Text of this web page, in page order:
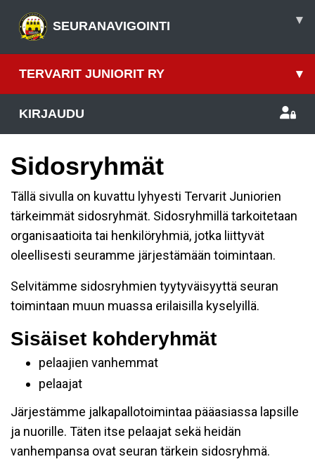
SEURANAVIGOINTI ▾
TERVARIT JUNIORIT RY ▾
KIRJAUDU
Sidosryhmät
Tällä sivulla on kuvattu lyhyesti Tervarit Juniorien
tärkeimmät sidosryhmät. Sidosryhmillä tarkoitetaan
organisaatioita tai henkilöryhmiä, jotka liittyvät
oleellisesti seuramme järjestämään toimintaan.
Selvitämme sidosryhmien tyytyväisyyttä seuran
toimintaan muun muassa erilaisilla kyselyillä.
Sisäiset kohderyhmät
pelaajien vanhemmat
pelaajat
Järjestämme jalkapallotoimintaa pääasiassa lapsille
ja nuorille. Täten itse pelaajat sekä heidän
vanhempansa ovat seuran tärkein sidosryhmä.